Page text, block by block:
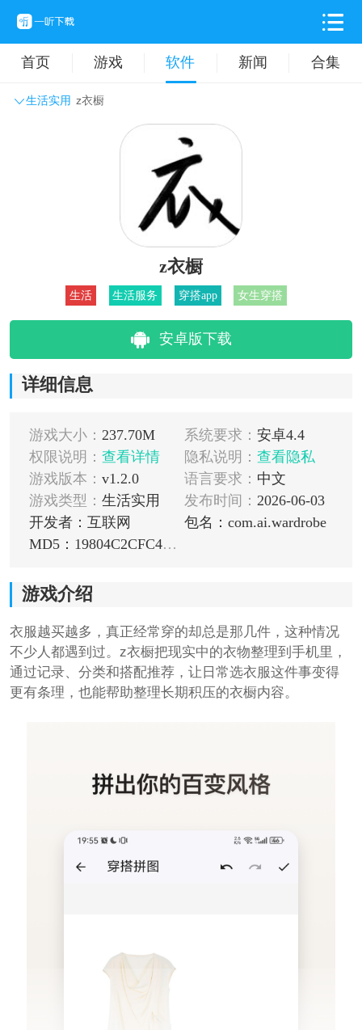
首页 游戏 软件 新闻 合集
生活实用 z衣橱
主题壁纸 旅游出行
拍摄美化
z衣橱
生活 生活服务 穿搭app 女生穿搭
安卓版下载
详细信息
游戏大小： 237.70M 系统要求： 安卓4.4
权限说明： 查看详情 隐私说明： 查看隐私
游戏版本： v1.2.0 语言要求： 中文
游戏类型： 生活实用 发布时间： 2026-06-03
开发者：互联网
包名：com.ai.wardrobe
MD5：19804C2CFC4D08749E3D304CF9CA77D4
游戏介绍
衣服越买越多，真正经常穿的却总是那几件，这种情况
不少人都遇到过。z衣橱把现实中的衣物整理到手机里，
通过记录、分类和搭配推荐，让日常选衣服这件事变得
更有条理，也能帮助整理长期积压的衣橱内容。